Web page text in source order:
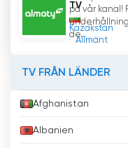
TV
Kazakstan
Allmänt
på vår kanal!
de...
TV FRÅN LÄNDER
Afghanistan
Albanien